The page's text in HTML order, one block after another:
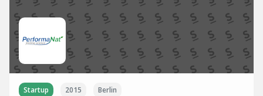
Startup 2015 Berlin